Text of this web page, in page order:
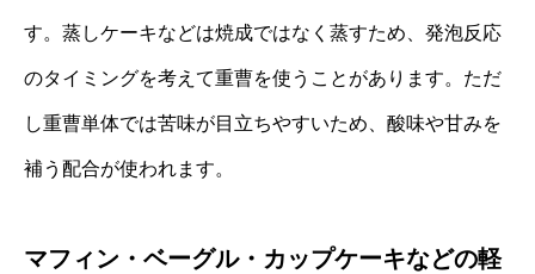
す。蒸しケーキなどは焼成ではなく蒸すため、発泡反応
のタイミングを考えて重曹を使うことがあります。ただ
し重曹単体では苦味が目立ちやすいため、酸味や甘みを
補う配合が使われます。
マフィン・ベーグル・カップケーキなどの軽